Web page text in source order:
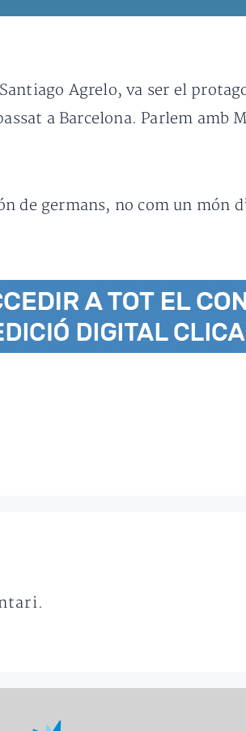
Agrelo, va ser el
a Barcelona. Parlem amb
de germans, no com un món